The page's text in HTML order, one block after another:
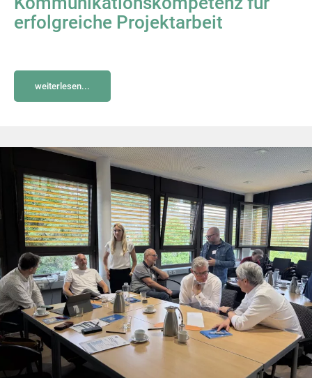
erfolgreiche Projektarbeit
weiterlesen...